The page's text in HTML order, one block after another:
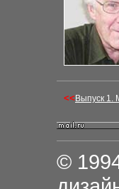
<< Выпуск 1.
©